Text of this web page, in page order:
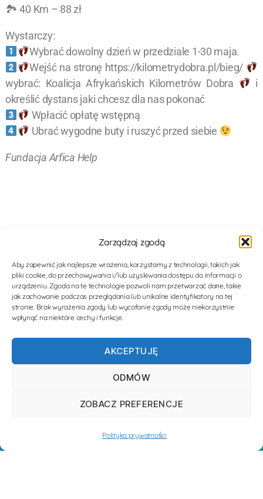
Zarządzaj zgodą
Aby zapewnić jak najlepsze wrażenia, korzystamy z technologii, takich jak
pliki cookie, do przechowywania i/lub uzyskiwania dostępu do informacji o
urządzeniu. Zgoda na te technologie pozwoli nam przetwarzać dane, takie
jak zachowanie podczas przeglądania lub unikalne identyfikatory na tej
stronie. Brak wyrażenia zgody lub wycofanie zgody może niekorzystnie
wpłynąć na niektóre cechy i funkcje.
AKCEPTUJĘ
ODMÓW
ZOBACZ PREFERENCJE
Polityka prywatności
🏞 40 Km – 88 zł
Wystarczy:
Wybrać dowolny dzień w przedziale 1-30 maja.
Wejść na stronę https://kilometrydobra.pl/bieg/
wybrać: Koalicja Afrykańskich Kilometrów Dobra
i
określić dystans jaki chcesz dla nas pokonać
Wpłacić opłatę wstępną
Ubrać wygodne buty i ruszyć przed siebie
Fundacja Arfica Help